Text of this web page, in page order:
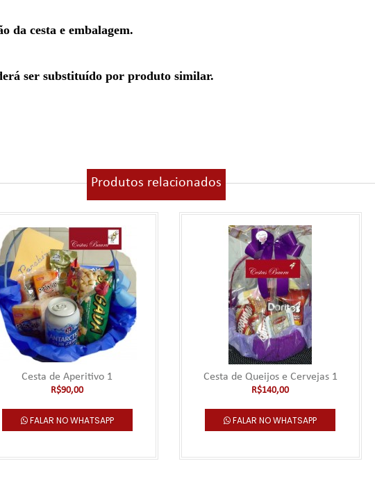
da cesta e embalagem.
ser substituído por produto similar.
Produtos relacionados
Cesta de Aperitivo 1
R$90,00
FALAR NO WHATSAPP
Cesta de Queijos e Cervejas 1
R$140,00
FALAR NO WHATSAPP